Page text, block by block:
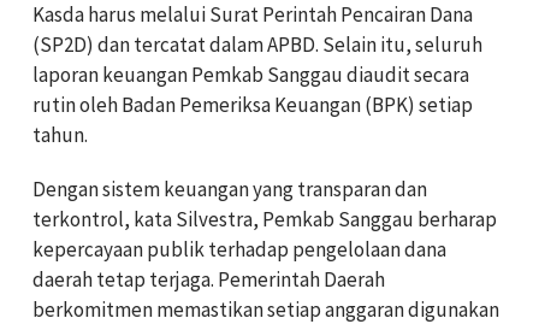
Kasda harus melalui Surat Perintah Pencairan Dana
(SP2D) dan tercatat dalam APBD. Selain itu, seluruh
laporan keuangan Pemkab Sanggau diaudit secara
rutin oleh Badan Pemeriksa Keuangan (BPK) setiap
tahun.
Dengan sistem keuangan yang transparan dan
terkontrol, kata Silvestra, Pemkab Sanggau berharap
kepercayaan publik terhadap pengelolaan dana
daerah tetap terjaga. Pemerintah Daerah
berkomitmen memastikan setiap anggaran digunakan